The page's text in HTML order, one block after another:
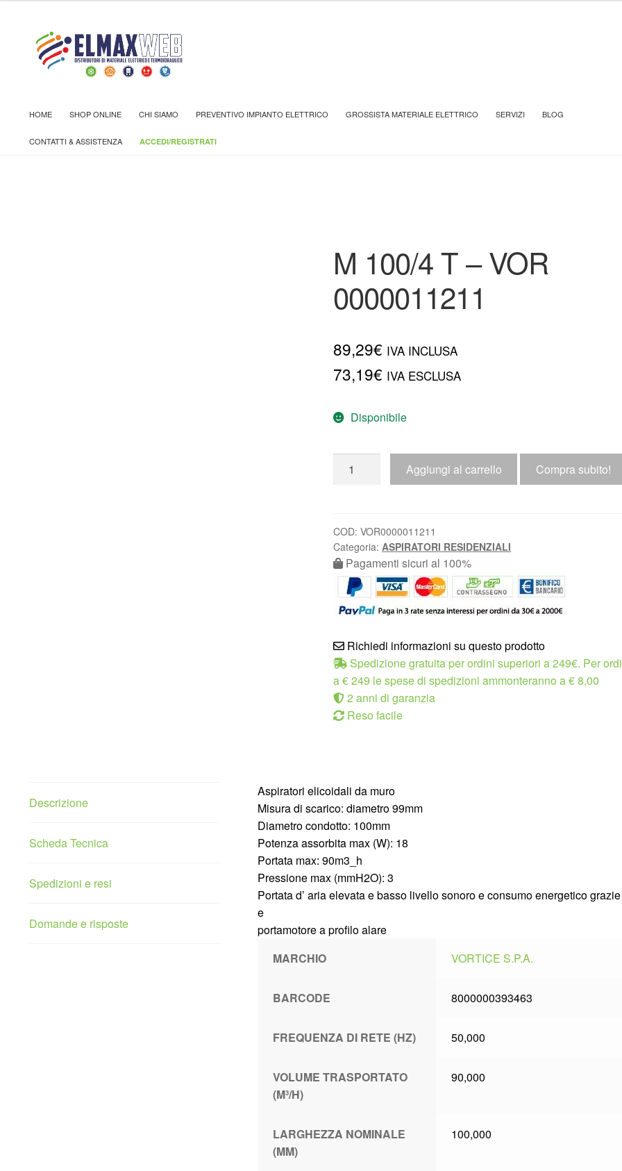
HOME SHOP ONLINE CHI SIAMO PREVENTIVO IMPIANTO ELETTRICO GROSSISTA MATERIALE ELETTRICO SERVIZI BLOG
CONTATTI & ASSISTENZA ACCEDI/REGISTRATI
Home Shop TRATTAMENTO ARIA
M 100/4 T – VOR
0000011211
89,29€ IVA INCLUSA
73,19€ IVA ESCLUSA
Disponibile
Aggiungi al carrello Compra subito!
COD:VOR0000011211
Categoria:ASPIRATORI RESIDENZIALI
Pagamenti sicuri al 100%
Richiedi informazioni su questo prodotto
Spedizione gratuita per ordini superiori a 249€. Per
a € 249 le spese di spedizioni ammonteranno a € 8,00
2 anni di garanzia
Reso facile
Descrizione
Scheda Tecnica
Spedizioni e resi
Domande e risposte
Aspiratori elicoidali da muro
Misura di scarico: diametro 99mm
Diametro condotto: 100mm
Potenza assorbita max (W): 18
Portata max: 90m3_h
Pressione max (mmH2O): 3
Portata d’ aria elevata e basso livello sonoro e consumo energetico
e
portamotore a profilo alare
MARCHIO
VORTICE S.P.A.
BARCODE 8000000393463
FREQUENZA DI RETE (HZ) 50,000
VOLUME TRASPORTATO
(M³/H)
90,000
LARGHEZZA NOMINALE
(MM)
100,000